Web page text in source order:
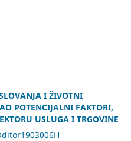
I ŽIVOTNI
POTENCIJALNI FAKTORI,
USLUGA I TRGOVINE